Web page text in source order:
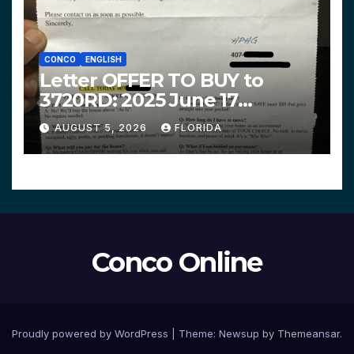
CONCO ENGLISH
Letter OFFER TO BUY to
3720RD: 2025 June 17
$312,200 HPHG
AUGUST 5, 2026 FLORIDA
Conco Online
Proudly powered by WordPress Theme: Newsup by Themeansar.